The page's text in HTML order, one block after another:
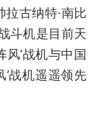
古纳特·南比
斗机是目前天
风’战机与中国
战机遥遥领先